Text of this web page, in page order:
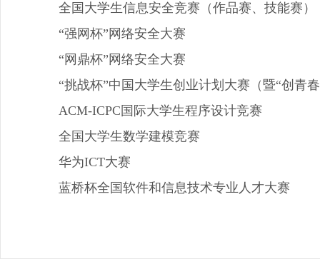
全国大学生信息安全竞赛（作品赛、技能赛）
“强网杯”网络安全大赛
“网鼎杯”网络安全大赛
“挑战杯”中国大学生创业计划大赛（暨“创青
ACM-ICPC国际大学生程序设计竞赛
全国大学生数学建模竞赛
华为ICT大赛
蓝桥杯全国软件和信息技术专业人才大赛